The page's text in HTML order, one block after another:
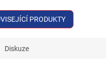
PRODUKTY
Diskuze